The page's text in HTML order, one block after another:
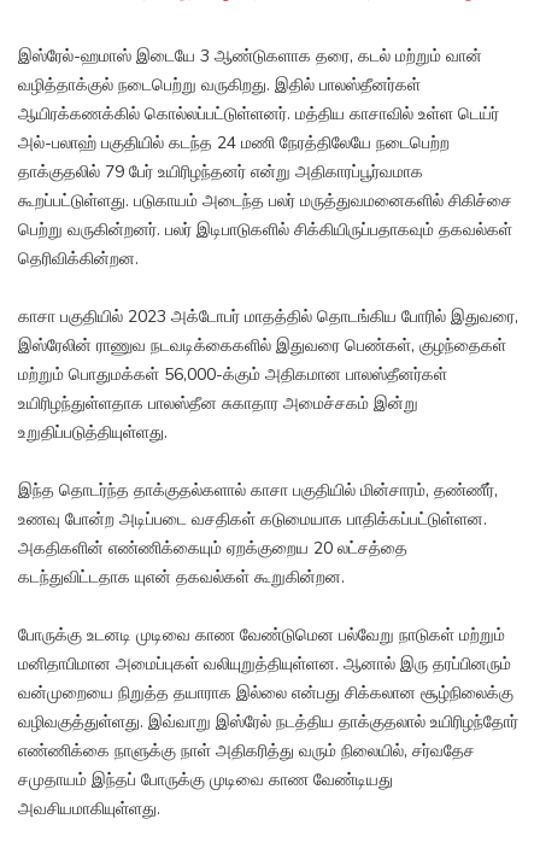
இஸ்ரேல்-ஹமாஸ் இடையே 3 ஆண்டுகளாக தரை, கடல் மற்றும் வான்
வழித்தாக்குல் நடைபெற்று வருகிறது. இதில் பாலஸ்தீனர்கள்
ஆயிரக்கணக்கில் கொல்லப்பட்டுள்ளனர். மத்திய காசாவில் உள்ள டெய்ர்
அல்-பலாஹ் பகுதியில் கடந்த 24 மணி நேரத்திலேயே நடைபெற்ற
தாக்குதலில் 79 பேர் உயிரிழந்தனர் என்று அதிகாரப்பூர்வமாக
கூறப்பட்டுள்ளது. படுகாயம் அடைந்த பலர் மருத்துவமனைகளில் சிகிச்சை
பெற்று வருகின்றனர். பலர் இடிபாடுகளில் சிக்கியிருப்பதாகவும் தகவல்கள்
தெரிவிக்கின்றன.
காசா பகுதியில் 2023 அக்டோபர் மாதத்தில் தொடங்கிய போரில் இதுவரை,
இஸ்ரேலின் ராணுவ நடவடிக்கைகளில் இதுவரை பெண்கள், குழந்தைகள்
மற்றும் பொதுமக்கள் 56,000-க்கும் அதிகமான பாலஸ்தீனர்கள்
உயிரிழந்துள்ளதாக பாலஸ்தீன சுகாதார அமைச்சகம் இன்று
உறுதிப்படுத்தியுள்ளது.
இந்த தொடர்ந்த தாக்குதல்களால் காசா பகுதியில் மின்சாரம், தண்ணீர்,
உணவு போன்ற அடிப்படை வசதிகள் கடுமையாக பாதிக்கப்பட்டுள்ளன.
அகதிகளின் எண்ணிக்கையும் ஏறக்குறைய 20 லட்சத்தை
கடந்துவிட்டதாக யுஎன் தகவல்கள் கூறுகின்றன.
போருக்கு உடனடி முடிவை காண வேண்டுமென பல்வேறு நாடுகள் மற்றும்
மனிதாபிமான அமைப்புகள் வலியுறுத்தியுள்ளன. ஆனால் இரு தரப்பினரும்
வன்முறையை நிறுத்த தயாராக இல்லை என்பது சிக்கலான சூழ்நிலைக்கு
வழிவகுத்துள்ளது. இவ்வாறு இஸ்ரேல் நடத்திய தாக்குதலால் உயிரிழந்தோர்
எண்ணிக்கை நாளுக்கு நாள் அதிகரித்து வரும் நிலையில், சர்வதேச
சமுதாயம் இந்தப் போருக்கு முடிவை காண வேண்டியது
அவசியமாகியுள்ளது.